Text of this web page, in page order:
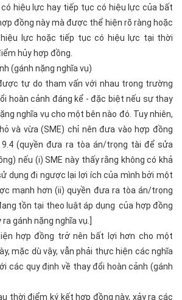
hiệu lực hay tiếp tục có hiệu lực của bất
đồng này mà được thể hiện rõ ràng hoặc
lực hoặc tiếp tục có hiệu lực tại thời
hủy hợp đồng.
(gánh nặng nghĩa vụ)
tự do tham vấn với nhau trong trường
hoàn cảnh đáng kể - đặc biệt nếu sự thay
nghĩa vụ cho một bên nào đó. Tuy nhiên,
và vừa (SME) chỉ nên đưa vào hợp đồng
(quyền đưa ra tòa án/trọng tài để sửa
nếu (i) SME này thấy rằng không có khả
dụng đi ngược lại lợi ích của mình bởi một
mạnh hơn (ii) quyền đưa ra tòa án/trọng
tồn tại theo luật áp dụng của hợp đồng
gánh nặng nghĩa vụ.]
hợp đồng trở nên bất lợi hơn cho một
mặc dù vậy, vẫn phải thực hiện các nghĩa
các quy định về thay đổi hoàn cảnh (gánh
thời điểm ký kết hợp đồng này, xảy ra các